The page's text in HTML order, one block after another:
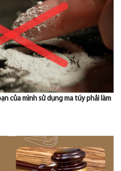
của mình sử dụng ma túy phải làm